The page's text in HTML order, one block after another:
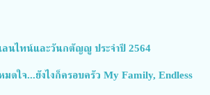
ลนไทน์และวันกตัญญู ประจำปี 2564
ดใจ...ยังไงก็ครอบครัว My Family, Endless